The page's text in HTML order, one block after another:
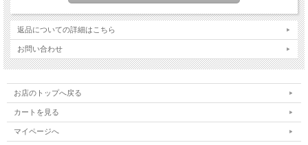
返品についての詳細はこちら
お問い合わせ
お店のトップへ戻る
カートを見る
マイページへ